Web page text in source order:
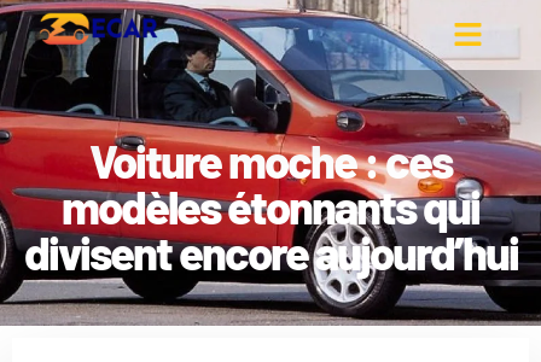
Voiture moche : ces
modèles étonnants qui
divisent encore aujourd’hui